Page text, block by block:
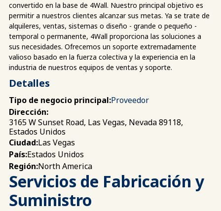
convertido en la base de 4Wall. Nuestro principal objetivo es
permitir a nuestros clientes alcanzar sus metas. Ya se trate de
alquileres, ventas, sistemas o diseño - grande o pequeño -
temporal o permanente, 4Wall proporciona las soluciones a
sus necesidades. Ofrecemos un soporte extremadamente
valioso basado en la fuerza colectiva y la experiencia en la
industria de nuestros equipos de ventas y soporte.
Detalles
Tipo de negocio principal:Proveedor
Dirección:
3165 W Sunset Road, Las Vegas, Nevada 89118,
Estados Unidos
Ciudad:Las Vegas
País:Estados Unidos
Región:North America
Servicios de Fabricación y
Suministro